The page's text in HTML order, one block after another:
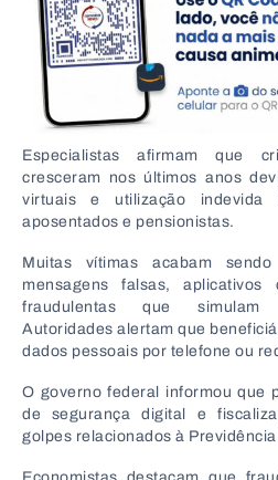
Especialistas afirmam que
cresceram nos últimos anos
virtuais e utilização indevida
aposentados e pensionistas.
Muitas vítimas acabam
mensagens falsas,
fraudulentas que simulam
Autoridades alertam que
dados pessoais por telefone ou
O governo federal informou que
de segurança digital e
golpes relacionados à Previdência